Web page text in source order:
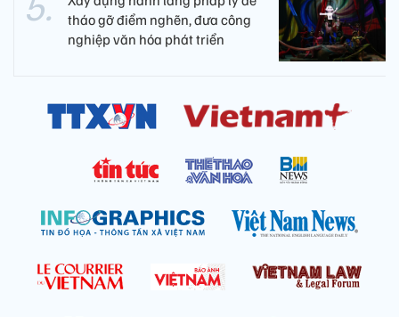
tháo gỡ điểm nghẽn, đưa công
nghiệp văn hóa phát triển